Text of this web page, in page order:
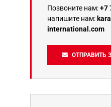
Позвоните нам:+7
напишите нам:
international.com
ОТПРАВИТЬ